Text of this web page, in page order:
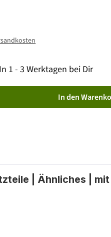
1 - 3 Werktagen bei Dir
In den
| Ähnliches |